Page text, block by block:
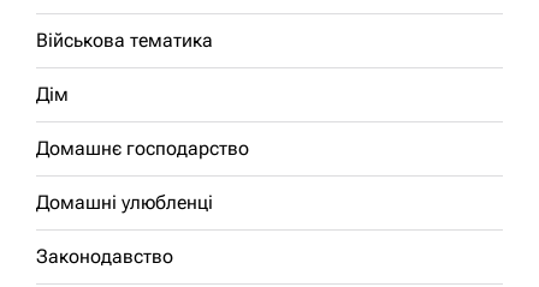
Військова тематика
Дім
Домашнє господарство
Домашні улюбленці
Законодавство